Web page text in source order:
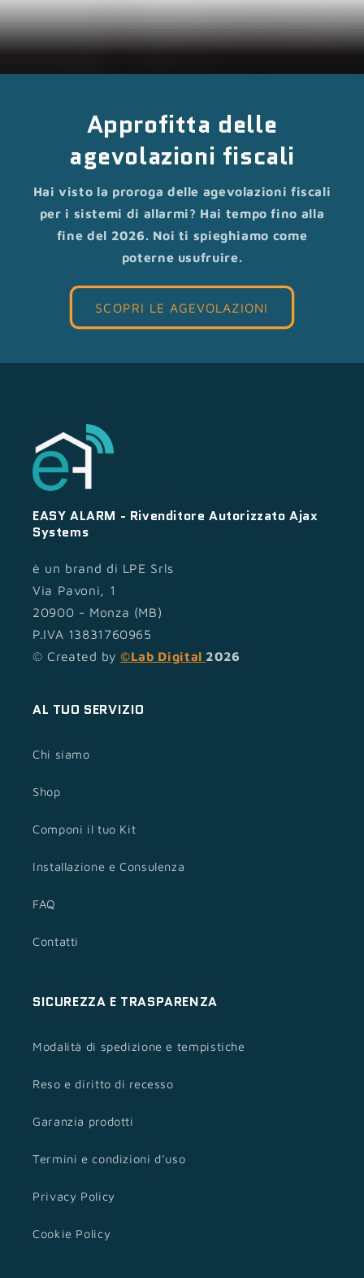
Approfitta delle
agevolazioni fiscali
Hai visto la proroga delle agevolazioni fiscali
per i sistemi di allarmi? Hai tempo fino alla
fine del 2026. Noi ti spieghiamo come
poterne usufruire.
SCOPRI LE AGEVOLAZIONI
EASY ALARM - Rivenditore Autorizzato Ajax
Systems
è un brand di LPE Srls
Via Pavoni, 1
20900 - Monza (MB)
P.IVA 13831760965
© Created by ©Lab Digital 2026
AL TUO SERVIZIO
Chi siamo
Shop
Componi il tuo Kit
Installazione e Consulenza
FAQ
Contatti
SICUREZZA E TRASPARENZA
Modalità di spedizione e tempistiche
Reso e diritto di recesso
Garanzia prodotti
Termini e condizioni d’uso
Privacy Policy
Cookie Policy